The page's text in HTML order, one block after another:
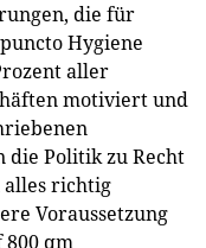
die für
Hygiene
aller
motiviert und
die Politik zu Recht
alles richtig
Voraussetzung
800 qm